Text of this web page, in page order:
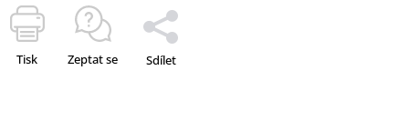
Tisk Zeptat se Sdílet